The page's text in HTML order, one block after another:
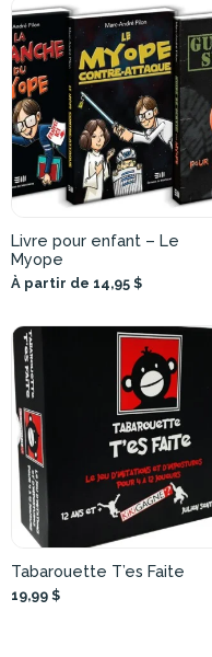
Livre pour enfant – Le
Myope
À partir de 14,95 $
Tabarouette T’es Faite
19,99 $